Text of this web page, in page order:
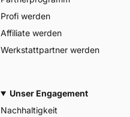
Profi werden
Affiliate werden
Werkstattpartner werden
Unser Engagement
Nachhaltigkeit